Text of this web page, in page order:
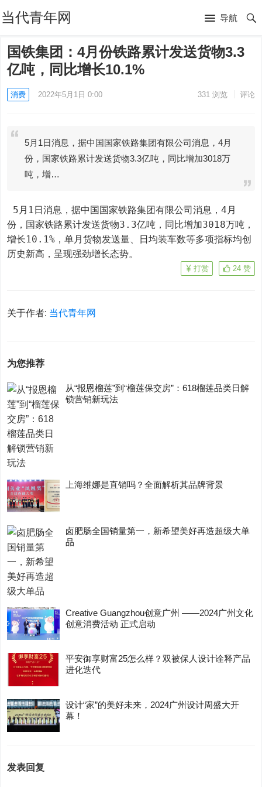
当代青年网 导航
国铁集团：4月份铁路累计发送货物3.3
亿吨，同比增长10.1%
消费 2022年5月1日 0:00 331浏览 评论
5月1日消息，据中国国家铁路集团有限公司消息，4月
份，国家铁路累计发送货物3.3亿吨，同比增加3018万
吨，增…
份，国家铁路累计发送货物3.3亿吨，同比增加3018万吨，
增长10.1%，单月货物发送量、日均装车数等多项指标均创
历史新高，呈现强劲增长态势。
24 赞
打赏
关于作者: 当代青年网
为您推荐
从“报恩榴莲”到“榴莲保交房”：618榴莲品类日解
锁营销新玩法
上海维娜是直销吗？全面解析其品牌背景
卤肥肠全国销量第一，新希望美好再造超级大单
品
Creative Guangzhou创意广州 ——2024广州文化
创意消费活动 正式启动
平安御享财富25怎么样？双被保人设计诠释产品
进化迭代
设计“家”的美好未来，2024广州设计周盛大开
幕！
发表回复